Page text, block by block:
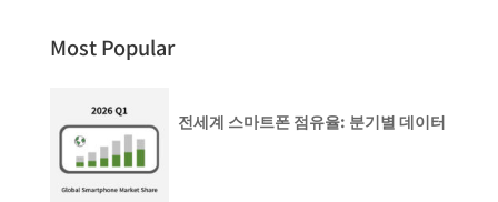
Most Popular
전세계 스마트폰 점유율: 분기별 데이터